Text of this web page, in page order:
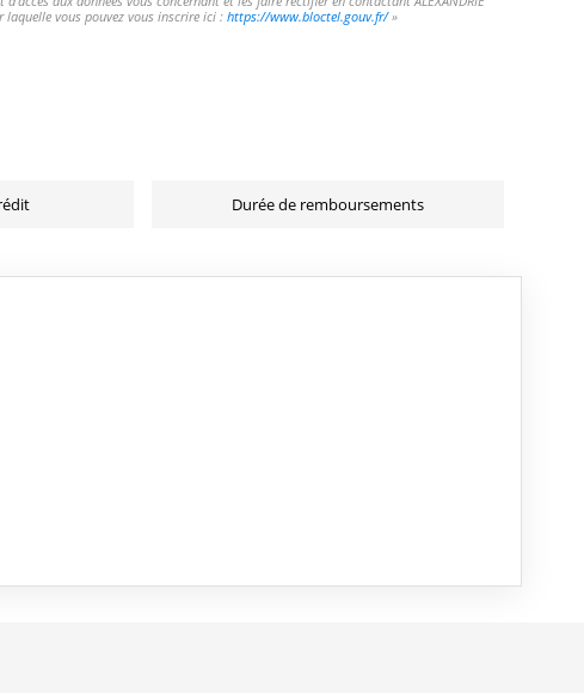
vous pouvez vous inscrire ici : https://www.bloctel.gouv.fr/»
Durée de remboursements